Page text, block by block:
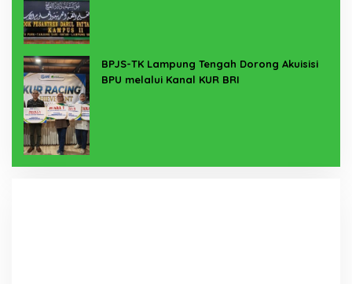
BPJS-TK Lampung Tengah Dorong Akuisisi
BPU melalui Kanal KUR BRI